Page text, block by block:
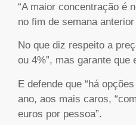
“A maior concentração é
no fim de semana
No que diz respeito a
ou 4%”, mas garante
E defende que “há
ano, aos mais caros,
euros por pessoa”.